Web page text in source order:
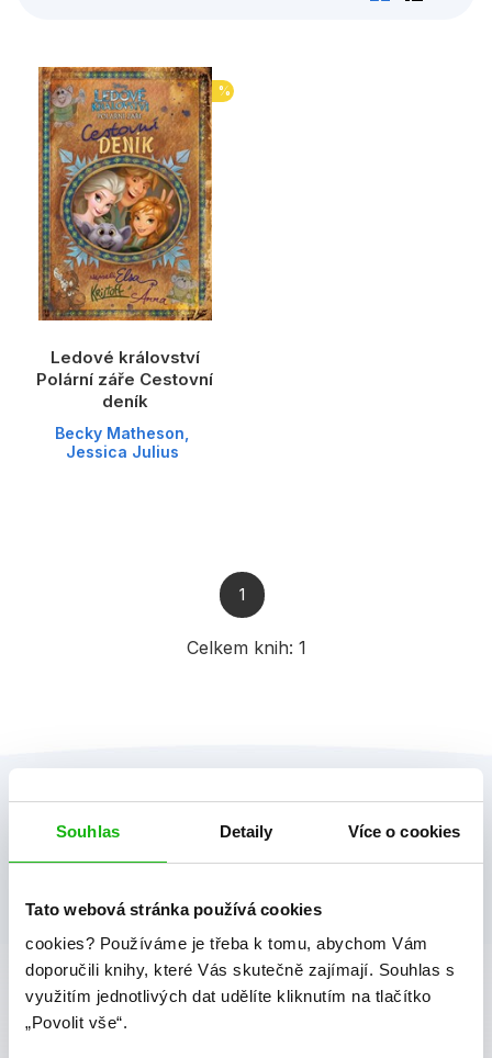
Souhlas Detaily Více o cookies
Tato webová stránka používá cookies
cookies? Používáme je třeba k tomu, abychom Vám
doporučili knihy, které Vás skutečně zajímají. Souhlas s
využitím jednotlivých dat udělíte kliknutím na tlačítko
„Povolit vše“.
Společnost, politika
Umění a kultura
Výchova a pedagogika
Young adult
Zdraví a životní styl
Všechny kategorie
%
Ledové království
Polární záře Cestovní
deník
Becky Matheson
Jessica Julius
Celkem knih: 1
1
albatros media newsletter
Zajímá Vás, jaké novinky právě vychází a co se děje v